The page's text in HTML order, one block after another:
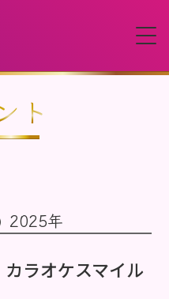
ト
ト
2025年
ラオケスマイル